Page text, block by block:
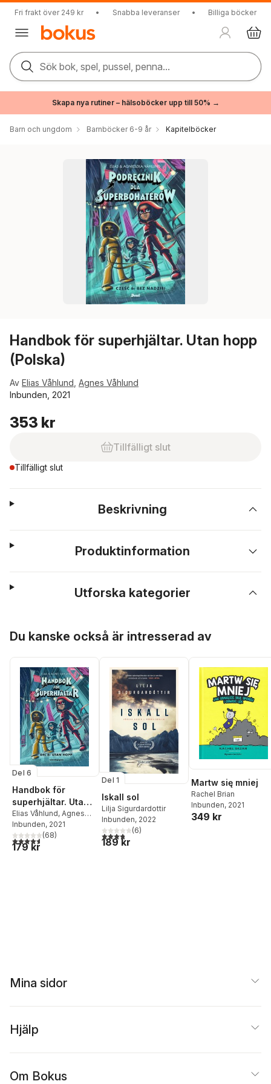
Fri frakt över 249 kr • Snabba leveranser • Billiga böcker
Sök bok, spel, pussel, penna...
Skapa nya rutiner – hälsoböcker upp till 50% →
Barn och ungdom Barnböcker 6-9 år Kapitelböcker
Handbok för superhjältar. Utan hopp
(Polska)
Av Elias Våhlund Agnes Våhlund
Inbunden, 2021
353 kr
Tillfälligt slut
Tillfälligt slut
Beskrivning
Produktinformation
Utforska kategorier
Du kanske också är intresserad av
Del 6
Handbok för
superhjältar. Utan
hopp
Elias Våhlund, Agnes
Våhlund
Inbunden, 2021
4,6utav 5 stjärnor. Totalt antal röster:
(68)
179 kr
Del 1
Iskall sol
Lilja Sigurdardottir
Inbunden, 2022
3,8utav 5 stjärnor. Totalt antal röster:
(6)
189 kr
Martw się mniej
Rachel Brian
Inbunden, 2021
349 kr
Mina sidor
Hjälp
Om Bokus